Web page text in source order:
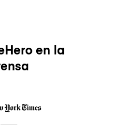
$3,000/€2500 while being
if you decide not to add
a guarantee of $500. Make
in a drop-off/pick-up shop,
en la